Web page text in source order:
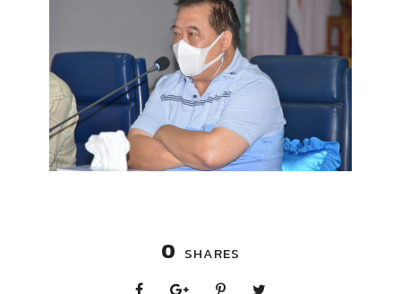
0 SHARES